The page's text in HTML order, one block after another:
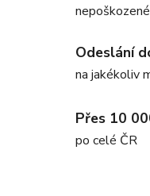
Odeslání
na jakékoliv
Přes 10
po celé ČR